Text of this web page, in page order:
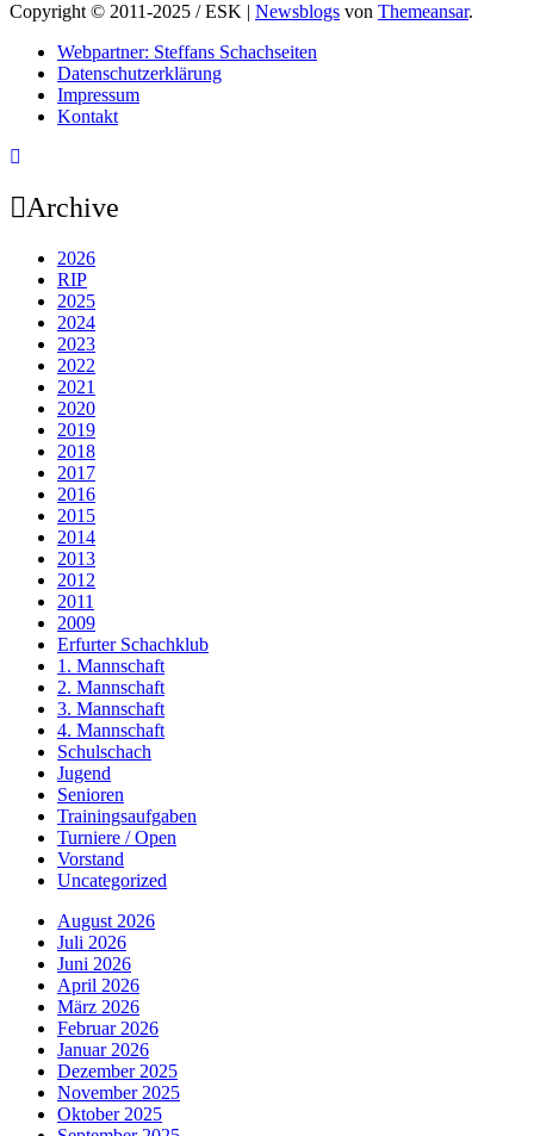
Copyright © 2011-2025 / ESK Newsblogs von Themeansar.
Webpartner: Steffans Schachseiten
Datenschutzerklärung
Impressum
Kontakt
Archive
2026
RIP
2025
2024
2023
2022
2021
2020
2019
2018
2017
2016
2015
2014
2013
2012
2011
2009
Erfurter Schachklub
1. Mannschaft
2. Mannschaft
3. Mannschaft
4. Mannschaft
Schulschach
Jugend
Senioren
Trainingsaufgaben
Turniere / Open
Vorstand
Uncategorized
August 2026
Juli 2026
Juni 2026
April 2026
März 2026
Februar 2026
Januar 2026
Dezember 2025
November 2025
Oktober 2025